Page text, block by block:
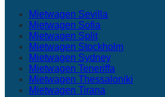
Mietwagen Sevilla
Mietwagen Sofia
Mietwagen Split
Mietwagen Stockholm
Mietwagen Sydney
Mietwagen Teneriffa
Mietwagen Thessaloniki
Mietwagen Tirana